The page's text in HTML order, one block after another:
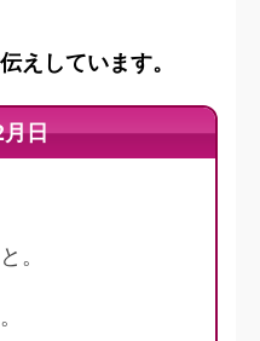
えしています。
日
。